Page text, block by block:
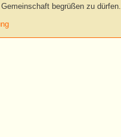
begrüßen zu dürfen.